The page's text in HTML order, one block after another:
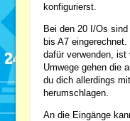
konfigurierst.
Bei den 20 I/Os
bis A7
dafür verwenden, ist
Umwege gehen die
du dich allerdings
herumschlagen.
An die Eingänge